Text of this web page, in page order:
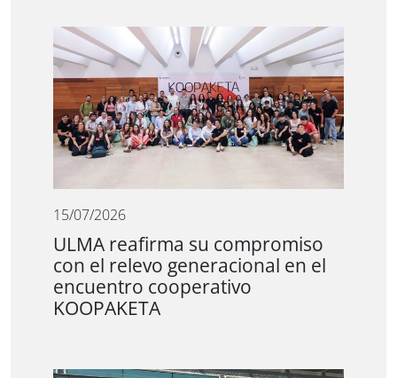
15/07/2026
ULMA reafirma su compromiso
con el relevo generacional en el
encuentro cooperativo
KOOPAKETA